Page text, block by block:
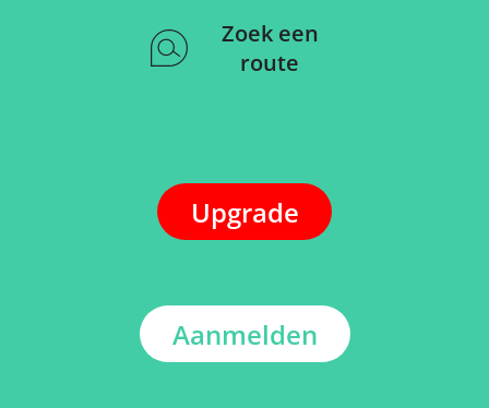
Zoek een
route
Upgrade
Aanmelden